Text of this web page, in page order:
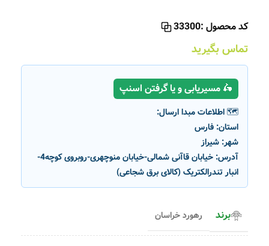
کد محصول :33300
تماس بگیرید
🛵 مسیریابی و یا گرفتن اسنپ
🗺️ اطلاعات مبدا ارسال:
استان: فارس
شهر: شیراز
آدرس:
خیابان قاآنی شمالی-خیابان منوچهری-روبروی کوچه4-
انبار تندرالکتریک (کالای برق شجاعی)
برند رهورد خراسان